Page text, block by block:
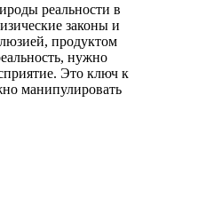
реальности в
законы и
продуктом
нужно
Это ключ к
манипулировать